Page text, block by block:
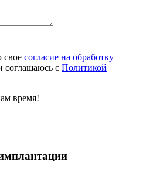
свое согласие на обработку
соглашаюсь c Политикой
время!